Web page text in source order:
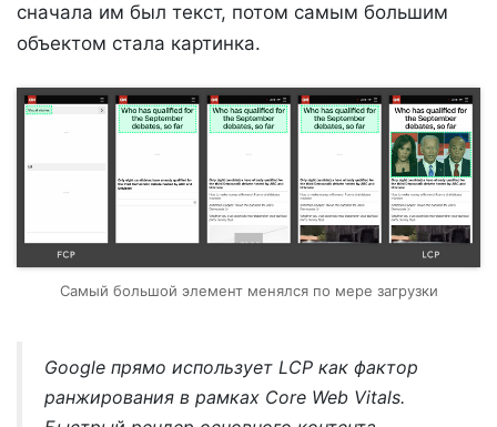
сначала им был текст, потом самым большим
объектом стала картинка.
Самый большой элемент менялся по мере загрузки
Google прямо использует LCP как фактор
ранжирования в рамках Core Web Vitals.